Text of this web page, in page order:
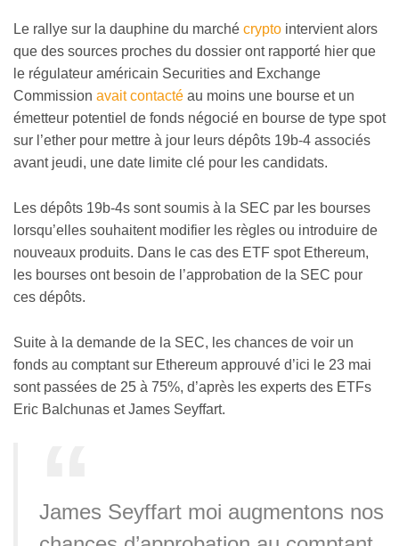
Le rallye sur la dauphine du marché crypto intervient alors
que des sources proches du dossier ont rapporté hier que
le régulateur américain Securities and Exchange
Commission avait contacté au moins une bourse et un
émetteur potentiel de fonds négocié en bourse de type spot
sur l’ether pour mettre à jour leurs dépôts 19b-4 associés
avant jeudi, une date limite clé pour les candidats.
Les dépôts 19b-4s sont soumis à la SEC par les bourses
lorsqu’elles souhaitent modifier les règles ou introduire de
nouveaux produits. Dans le cas des ETF spot Ethereum,
les bourses ont besoin de l’approbation de la SEC pour
ces dépôts.
Suite à la demande de la SEC, les chances de voir un
fonds au comptant sur Ethereum approuvé d’ici le 23 mai
sont passées de 25 à 75%, d’après les experts des ETFs
Eric Balchunas et James Seyffart.
James Seyffart moi augmentons nos